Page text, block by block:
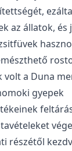
az állatok, és
a Duna
gyepek
részétől